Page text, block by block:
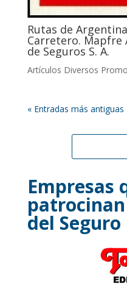
Rutas de
Carretero. Mapfre
de Seguros S. A.
Artículos Diversos
« Entradas más antiguas
Empresas
del Seguro